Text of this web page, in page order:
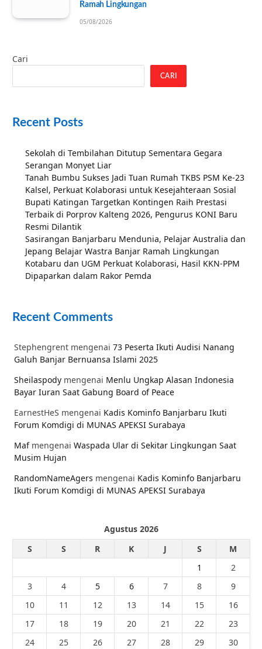
Ramah Lingkungan
05/08/2026
Cari
CARI
Recent Posts
Sekolah di Tembilahan Ditutup Sementara Gegara
Serangan Monyet Liar
Tanah Bumbu Sukses Jadi Tuan Rumah TKBS PSM Ke-23
Kalsel, Perkuat Kolaborasi untuk Kesejahteraan Sosial
Bupati Katingan Targetkan Kontingen Raih Prestasi
Terbaik di Porprov Kalteng 2026, Pengurus KONI Baru
Resmi Dilantik
Sasirangan Banjarbaru Mendunia, Pelajar Australia dan
Jepang Belajar Wastra Banjar Ramah Lingkungan
Kotabaru dan UGM Perkuat Kolaborasi, Hasil KKN-PPM
Dipaparkan dalam Rakor Pemda
Recent Comments
Stephengrent mengenai 73 Peserta Ikuti Audisi Nanang
Galuh Banjar Bernuansa Islami 2025
Sheilaspody mengenai Menlu Ungkap Alasan Indonesia
Bayar Iuran Saat Gabung Board of Peace
EarnestHeS mengenai Kadis Kominfo Banjarbaru Ikuti
Forum Komdigi di MUNAS APEKSI Surabaya
Mafmengenai Waspada Ular di Sekitar Lingkungan Saat
Musim Hujan
RandomNameAgers mengenai Kadis Kominfo Banjarbaru
Ikuti Forum Komdigi di MUNAS APEKSI Surabaya
Agustus 2026
S
S R K J S
M
1
2
3
4 5 6 7 8
9
10
11 12 13 14 15
16
17
18 19 20 21 22
23
24
25 26 27 28 29 30